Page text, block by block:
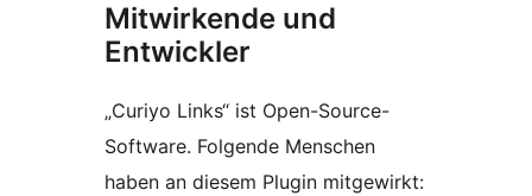
Mitwirkende und
Entwickler
„Curiyo Links“ ist Open-Source-
Software. Folgende Menschen
haben an diesem Plugin mitgewirkt: